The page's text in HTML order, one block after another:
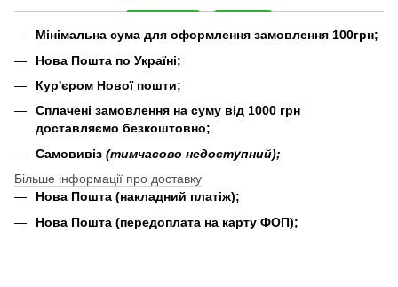
Мінімальна сума для оформлення замовлення 100грн;
Нова Пошта по Україні;
Кур'єром Нової пошти;
Сплачені замовлення на суму від 1000 грн
доставляємо безкоштовно;
Самовивіз (тимчасово недоступний);
Більше інформації про доставку
Нова Пошта (накладний платіж);
Нова Пошта (передоплата на карту ФОП);